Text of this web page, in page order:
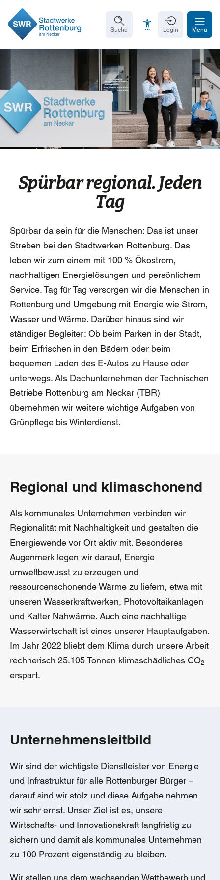
Suche Login Menü
Spürbar regional. Jeden
Tag
Spürbar da sein für die Menschen: Das ist unser
Streben bei den Stadtwerken Rottenburg. Das
leben wir zum einem mit 100 % Ökostrom,
nachhaltigen Energielösungen und persönlichem
Service. Tag für Tag versorgen wir die Menschen in
Rottenburg und Umgebung mit Energie wie Strom,
Wasser und Wärme. Darüber hinaus sind wir
ständiger Begleiter: Ob beim Parken in der Stadt,
beim Erfrischen in den Bädern oder beim
bequemen Laden des E-Autos zu Hause oder
unterwegs. Als Dachunternehmen der Technischen
Betriebe Rottenburg am Neckar (TBR)
übernehmen wir weitere wichtige Aufgaben von
Grünpflege bis Winterdienst.
Regional und klimaschonend
Als kommunales Unternehmen verbinden wir
Regionalität mit Nachhaltigkeit und gestalten die
Energiewende vor Ort aktiv mit. Besonderes
Augenmerk legen wir darauf, Energie
umweltbewusst zu erzeugen und
ressourcenschonende Wärme zu liefern, etwa mit
unseren Wasserkraftwerken, Photovoltaikanlagen
und Kalter Nahwärme. Auch eine nachhaltige
Wasserwirtschaft ist eines unserer Hauptaufgaben.
Im Jahr 2022 bliebt dem Klima durch unsere Arbeit
rechnerisch 25.105 Tonnen klimaschädliches CO2
erspart.
Unternehmensleitbild
Wir sind der wichtigste Dienstleister von Energie
und Infrastruktur für alle Rottenburger Bürger –
darauf sind wir stolz und diese Aufgabe nehmen
wir sehr ernst. Unser Ziel ist es, unsere
Wirtschafts- und Innovationskraft langfristig zu
sichern und damit als kommunales Unternehmen
zu 100 Prozent eigenständig zu bleiben.
Wir stellen uns dem wachsenden Wettbewerb und
Schrift vergrößern
Schrift verkleinern
Wortabstand vergrößern
Wortabstand verkleinern
Zeilenabstand vergrößern
Zeilenabstand verkleinern
Graustufen
Großer Mauszeiger
Lesehilfe
Links unterstreichen
Animationen ausschalten
Hoher Kontrast